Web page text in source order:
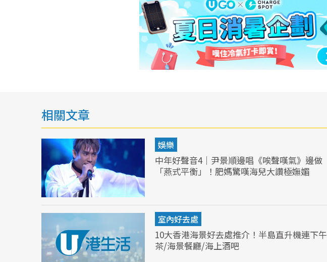
相關文章
娛樂
中年好聲音4｜尹景順邊唱《唉聲嘆氣》邊做
「燕式平衡」！肥媽驚嘆海兒大讚極嫵媚
室內好去處
10大香港海景好去處推介！半島直升機連下午
茶/海景餐廳/海上酒吧